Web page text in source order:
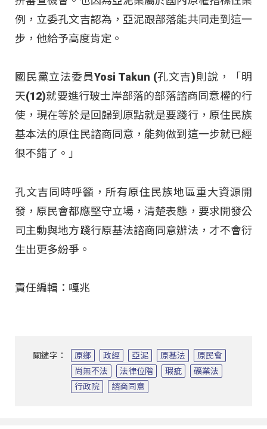
例，立委孔文吉認為，亞泥跟部落能共同走到這一
步，他給予高度肯定。
國民黨立法委員Yosi Takun (孔文吉)則說，「明
天(12)就要進行玻士岸部落的部落諮商同意權的行
使，現在等於是回歸到原點就是要踐行，原住民族
基本法的原住民諮商同意，能夠做到這一步就已經
很不錯了。」
孔文吉同時呼籲，所有原住民族地區重大資源開
發，原民會都應堅守立場，清楚表態，要求開發公
司主動與地方踐行原基法諮商同意辦法，才不會衍
生出更多紛爭。
責任編輯：嘎兆
關鍵字： 原鄉 政經 亞泥 原基法
原民會
尚無不法
法律位階 瑕疵
礦業法
行政院
諮商同意